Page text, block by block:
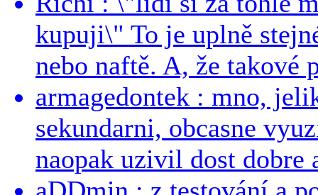
kupuji\" To je uplně
nebo naftě. A, že takové
armagedontek : mno,
sekundarni, obcasne
naopak uzivil dost dobre